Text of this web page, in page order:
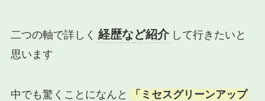
二つの軸で詳しく 経歴など紹介 して行きたいと
思います
中でも驚くことになんと 「ミセスグリーンアップ